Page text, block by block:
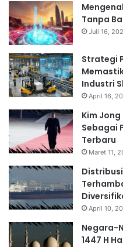
Tanpa
Juli 16,
Strategi
Industri
April 16,
Kim
Sebagai
Terbaru
Maret 11,
April 10,
Negara-
1447 H